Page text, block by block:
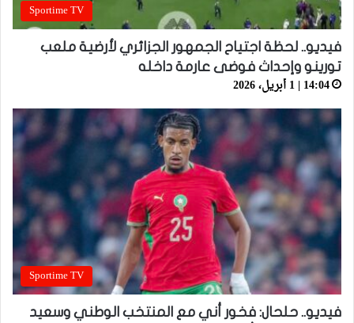
Sportime TV
فيديو.. لحظة اجتياح الجمهور الجزائري لأرضية ملعب
تورينو وإحداث فوضى عارمة داخله
14:04 | 1 أبريل، 2026
Sportime TV
فيديو.. حلحال: فخور أني مع المنتخب الوطني وسعيد